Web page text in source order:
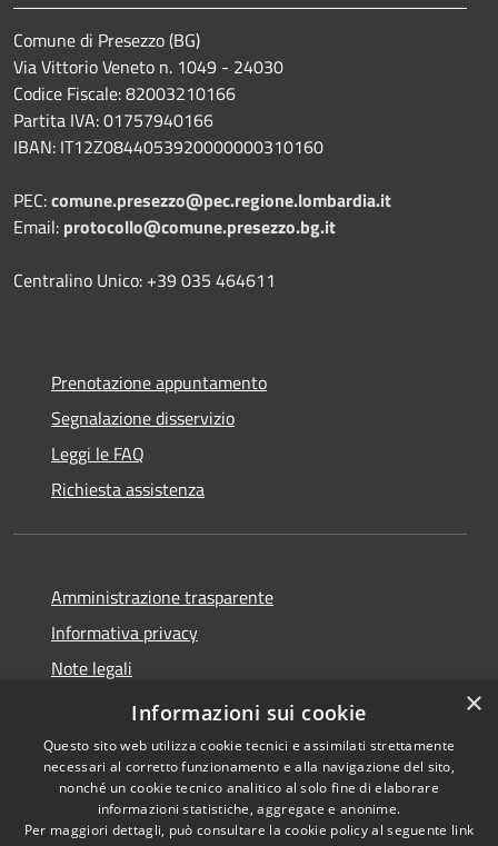
Comune di Presezzo (BG)
Via Vittorio Veneto n. 1049 - 24030
Codice Fiscale: 82003210166
Partita IVA: 01757940166
IBAN: IT12Z0844053920000000310160
PEC:comune.presezzo@pec.regione.lombardia.it
Email: protocollo@comune.presezzo.bg.it
Centralino Unico: +39 035 464611
Prenotazione appuntamento
Segnalazione disservizio
Leggi le FAQ
Richiesta assistenza
Amministrazione trasparente
Informativa privacy
Note legali
Dichiarazione di accessibilità
Copyright © 2026 • Comune di
×
Informazioni sui cookie
Questo sito web utilizza cookie tecnici e assimilati strettamente
necessari al corretto funzionamento e alla navigazione del sito,
nonché un cookie tecnico analitico al solo fine di elaborare
informazioni statistiche, aggregate e anonime.
Per maggiori dettagli, può consultare la cookie policy al seguente link